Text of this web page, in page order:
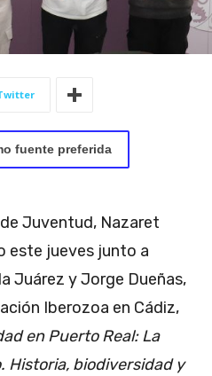
fuente preferida
Juventud, Nazaret
este jueves junto a
Juárez y Jorge Dueñas,
Iberozoa en Cádiz,
en Puerto Real: La
Historia, biodiversidad y